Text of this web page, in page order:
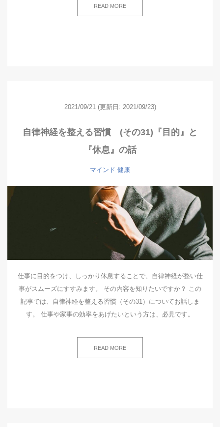
READ MORE
2021/09/21 (更新日: 2021/09/23)
自律神経を整える習慣 (その31)『目的』と
『休息』の話
マインド 健康
仕事に目的をつけ、しっかり休息することで、自律神経が整い仕
事がスムーズにすすみます。 その内容を知りたいですか？ この
記事では、自律神経を整える習慣（その31）についてお話しま
す。 仕事や家事の効率をあげたいという方は、必見です。
READ MORE